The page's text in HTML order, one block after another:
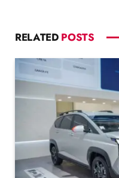
RELATED POSTS